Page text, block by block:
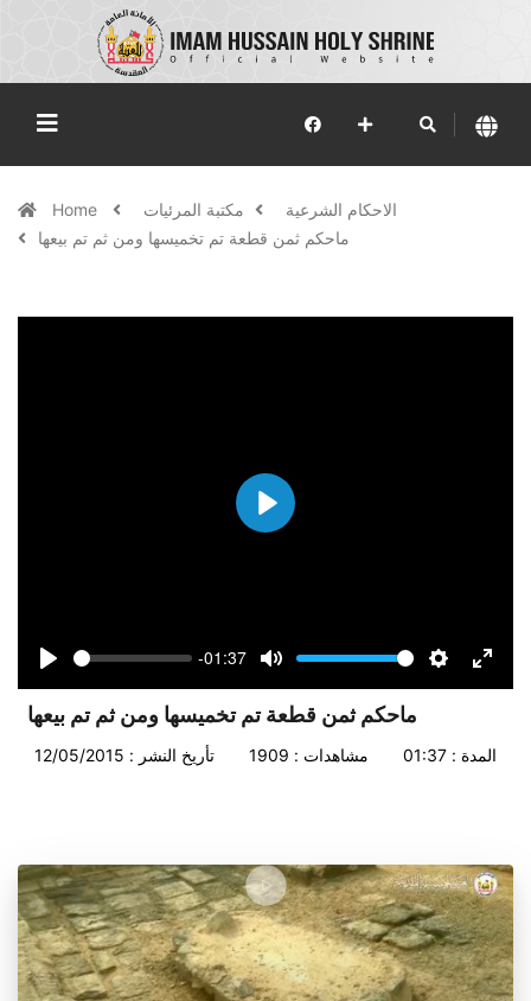
Home مكتبة المرئيات
الاحكام الشرعية
ماحكم ثمن قطعة تم تخميسها ومن ثم تم بيعها
Play
Seek
-01:37
Volume
ماحكم ثمن قطعة تم تخميسها ومن ثم تم بيعها
تأريخ النشر : 12/05/2015 مشاهدات : 1909 المدة : 01:37